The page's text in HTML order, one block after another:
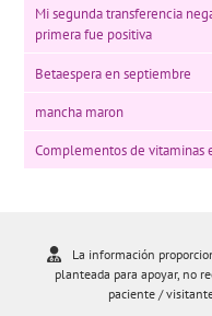
Mi segunda transferencia
primera fue positiva
Betaespera en septiembre
mancha maron
Complementos de vitaminas
La información
planteada para apoyar, no
paciente /